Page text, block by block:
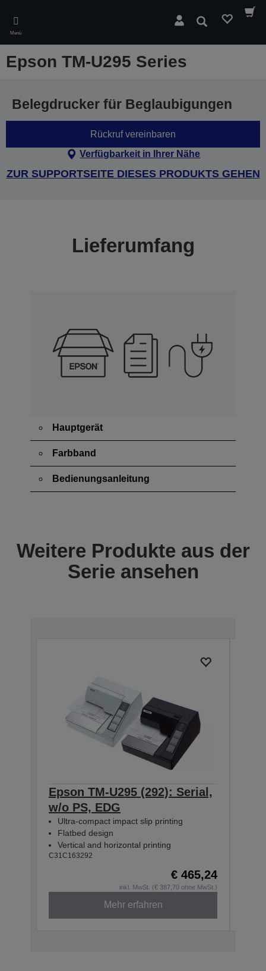
main
content
Menü
Suchen
Epson TM-U295 Series
Belegdrucker für Beglaubigungen
Rückruf vereinbaren
Verfügbarkeit in Ihrer Nähe
ZUR SUPPORTSEITE DIESES PRODUKTS GEHEN
Lieferumfang
Hauptgerät
Farbband
Bedienungsanleitung
Weitere Produkte aus der
Serie ansehen
Epson TM-U295 (292): Serial,
w/o PS, EDG
Ultra-compact impact slip printing
Flatbed design
Vertical and horizontal printing
C31C163292
€ 465,24
inkl. MwSt. (€ 387,70 ohne MwSt.)
Mehr erfahren